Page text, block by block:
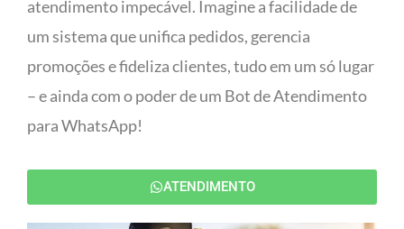
atendimento impecável. Imagine a facilidade de
um sistema que unifica pedidos, gerencia
promoções e fideliza clientes, tudo em um só lugar
– e ainda com o poder de um Bot de Atendimento
para WhatsApp!
ATENDIMENTO